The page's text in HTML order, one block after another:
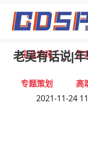
首页 独家报
企业资讯 专
专题策划 高
老吴有话说|
2021-11-24